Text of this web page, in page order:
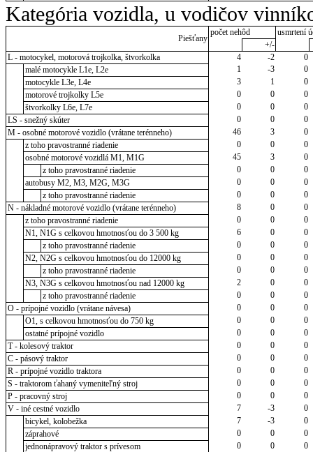
Kategória vozidla, u vodičov
Piešťany
počet nehôd
usmrtení
+/-
L - motocykel, motorová trojkolka, štvorkolka
4 -2
0
malé motocykle L1e, L2e
1 -3
0
motocykle L3e, L4e
3 1
0
motorové trojkolky L5e
0 0
0
štvorkolky L6e, L7e
0 0
0
LS - snežný skúter
0 0
0
M - osobné motorové vozidlo (vrátane terénneho)
46 3
0
z toho pravostranné riadenie
0 0
0
osobné motorové vozidlá M1, M1G
45 3
0
z toho pravostranné riadenie
0 0
0
autobusy M2, M3, M2G, M3G
0 0
0
z toho pravostranné riadenie
0 0
0
N - nákladné motorové vozidlo (vrátane terénneho)
8 0
0
z toho pravostranné riadenie
0 0
0
N1, N1G s celkovou hmotnosťou do 3 500 kg
6 0
0
z toho pravostranné riadenie
0 0
0
N2, N2G s celkovou hmotnosťou do 12000 kg
0 0
0
z toho pravostranné riadenie
0 0
0
N3, N3G s celkovou hmotnosťou nad 12000 kg
2 0
0
z toho pravostranné riadenie
0 0
0
O - prípojné vozidlo (vrátane návesa)
0 0
0
O1, s celkovou hmotnosťou do 750 kg
0 0
0
ostatné prípojné vozidlo
0 0
0
T - kolesový traktor
0 0
0
C - pásový traktor
0 0
0
R - prípojné vozidlo traktora
0 0
0
S - traktorom ťahaný vymeniteľný stroj
0 0
0
P - pracovný stroj
0 0
0
V - iné cestné vozidlo
7 -3
0
bicykel, kolobežka
7 -3
0
záprahové
0 0
0
jednonápravový traktor s prívesom
0 0
0